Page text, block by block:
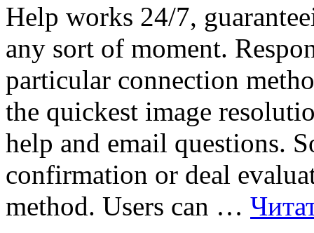
Help works 24/7,
any sort of moment.
particular connection
the quickest image
help and email questions.
confirmation or deal
method. Users can …